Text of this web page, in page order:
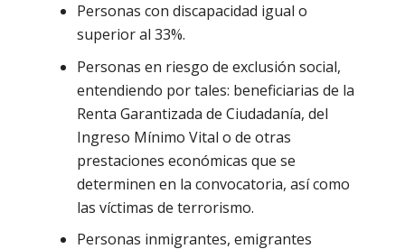
Personas con discapacidad igual o
superior al 33%.
Personas en riesgo de exclusión social,
entendiendo por tales: beneficiarias de la
Renta Garantizada de Ciudadanía, del
Ingreso Mínimo Vital o de otras
prestaciones económicas que se
determinen en la convocatoria, así como
las víctimas de terrorismo.
Personas inmigrantes, emigrantes